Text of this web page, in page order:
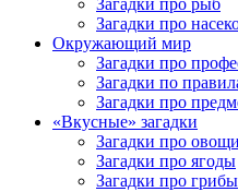
Загадки про рыб
Загадки про
Окружающий мир
Загадки про
Загадки по
Загадки про
«Вкусные» загадки
Загадки про
Загадки про ягоды
Загадки про грибы